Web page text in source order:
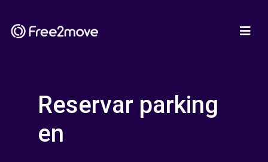
Reservar parking
en